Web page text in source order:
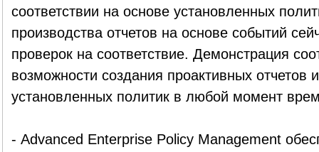
соответствии на основе установленных
производства отчетов на основе событий
проверок на соответствие. Демонстрация
возможности создания проактивных отчетов
установленных политик в любой момент
- Advanced Enterprise Policy Management